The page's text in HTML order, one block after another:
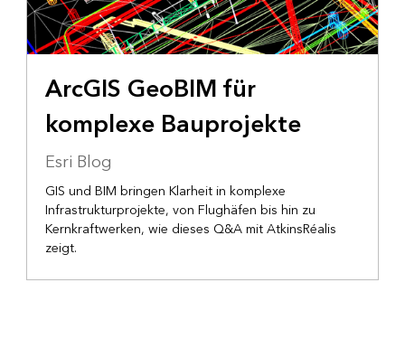
ArcGIS GeoBIM für
komplexe Bauprojekte
Esri Blog
GIS und BIM bringen Klarheit in komplexe
Infrastrukturprojekte, von Flughäfen bis hin zu
Kernkraftwerken, wie dieses Q&A mit AtkinsRéalis
zeigt.